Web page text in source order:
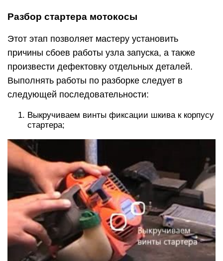
Разбор стартера мотокосы
Этот этап позволяет мастеру установить
причины сбоев работы узла запуска, а также
произвести дефектовку отдельных деталей.
Выполнять работы по разборке следует в
следующей последовательности:
Выкручиваем винты фиксации шкива к корпусу
стартера;